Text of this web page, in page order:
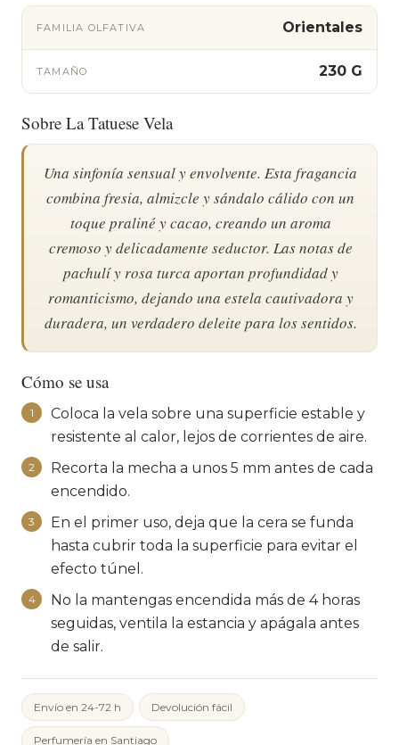
FAMILIA OLFATIVA Orientales
TAMAÑO 230 G
Sobre La Tatuese Vela
Una sinfonía sensual y envolvente. Esta fragancia
combina fresia, almizcle y sándalo cálido con un
toque praliné y cacao, creando un aroma
cremoso y delicadamente seductor. Las notas de
pachulí y rosa turca aportan profundidad y
romanticismo, dejando una estela cautivadora y
duradera, un verdadero deleite para los sentidos.
Cómo se usa
1
Coloca la vela sobre una superficie estable y
resistente al calor, lejos de corrientes de aire.
2
Recorta la mecha a unos 5 mm antes de cada
encendido.
3
En el primer uso, deja que la cera se funda
hasta cubrir toda la superficie para evitar el
efecto túnel.
4
No la mantengas encendida más de 4 horas
seguidas, ventila la estancia y apágala antes
de salir.
Envío en 24-72 h Devolución fácil
Perfumería en Santiago